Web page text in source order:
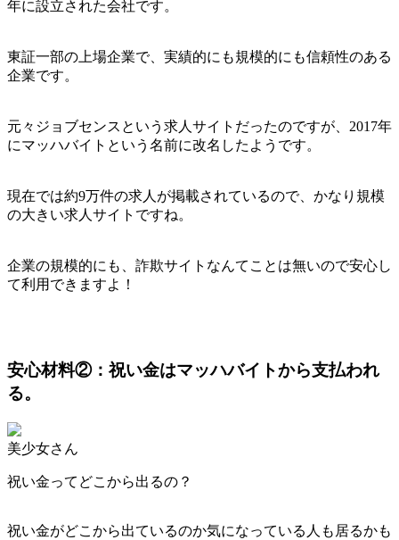
年に設立された会社です。
東証一部の上場企業で、実績的にも規模的にも信頼性のある
企業です。
元々ジョブセンスという求人サイトだったのですが、2017年
にマッハバイトという名前に改名したようです。
現在では約9万件の求人が掲載されているので、かなり規模
の大きい求人サイトですね。
企業の規模的にも、詐欺サイトなんてことは無いので安心し
て利用できますよ！
安心材料②：祝い金はマッハバイトから支払われ
る。
美少女さん
祝い金ってどこから出るの？
祝い金がどこから出ているのか気になっている人も居るかも